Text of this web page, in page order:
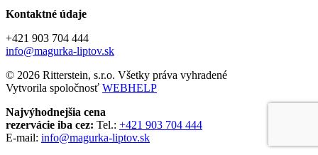
Kontaktné údaje
+421 903 704 444
info@magurka-liptov.sk
© 2026 Ritterstein, s.r.o. Všetky práva vyhradené
Vytvorila spoločnosť WEBHELP
Najvýhodnejšia cena
rezervácie iba cez: Tel.: +421 903 704 444
E-mail: info@magurka-liptov.sk